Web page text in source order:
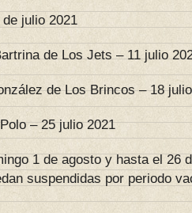
julio 2021
de Los Jets – 11 julio
de Los Brincos – 18
– 25 julio 2021
1 de agosto y hasta el 26
suspendidas por periodo